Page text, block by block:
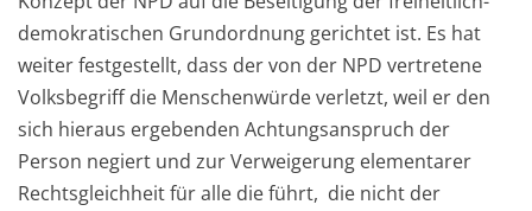
demokratischen Grundordnung gerichtet ist. Es hat
weiter festgestellt, dass der von der NPD vertretene
Volksbegriff die Menschenwürde verletzt, weil er den
sich hieraus ergebenden Achtungsanspruch der
Person negiert und zur Verweigerung elementarer
Rechtsgleichheit für alle die führt, die nicht der